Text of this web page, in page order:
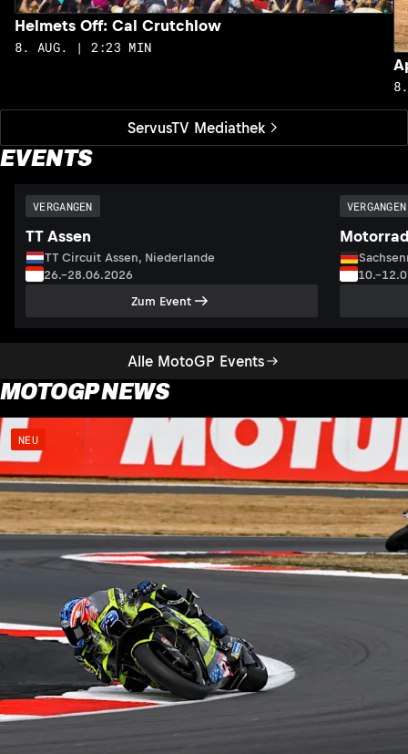
ServusTV Mediathek
Helmets Off: Cal Crutchlow
8. AUG. | 2:23 MIN
EVENTS
Alle MotoGP Events
VERGANGEN
TT Assen
TT Circuit Assen, Niederlande
26.–28.06.2026
Zum Event
VERGANGEN
MOTOGP NEWS
NEU